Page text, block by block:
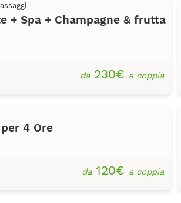
+ Spa + Champagne & frutta
da230€ a coppia
4 Ore
da120€ a coppia